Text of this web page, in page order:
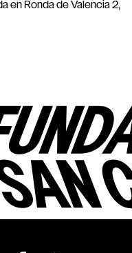
en Ronda de Valencia 2,